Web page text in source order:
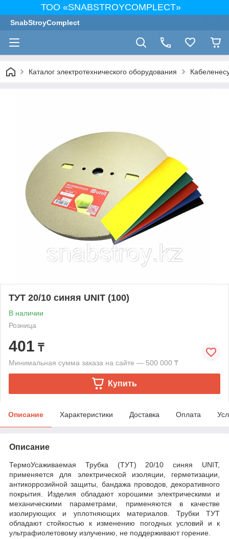
ТОО «SNABSTROYCOMPLECT»
SnabStroyComplect
Каталог электротехнического оборудования
ТУТ 20/10 синяя UNIT (100)
В наличии
Розница
401 ₸
Минимальная сумма заказа на сайте — 500 000 ₸
Купить
Описание Характеристики Доставка Оплата
Описание
ТермоУсаживаемая Трубка (ТУТ) 20/10 синяя UNIT,
применяется для электрической изоляции, герметизации,
антикоррозийной защиты, бандажа проводов, декоративного
покрытия. Изделия обладают хорошими электрическими и
механическими параметрами, применяются в качестве
изолирующих и уплотняющих материалов. Трубки ТУТ
обладают стойкостью к изменению погодных условий и к
ультрафиолетовому излучению, не поддерживают горение.